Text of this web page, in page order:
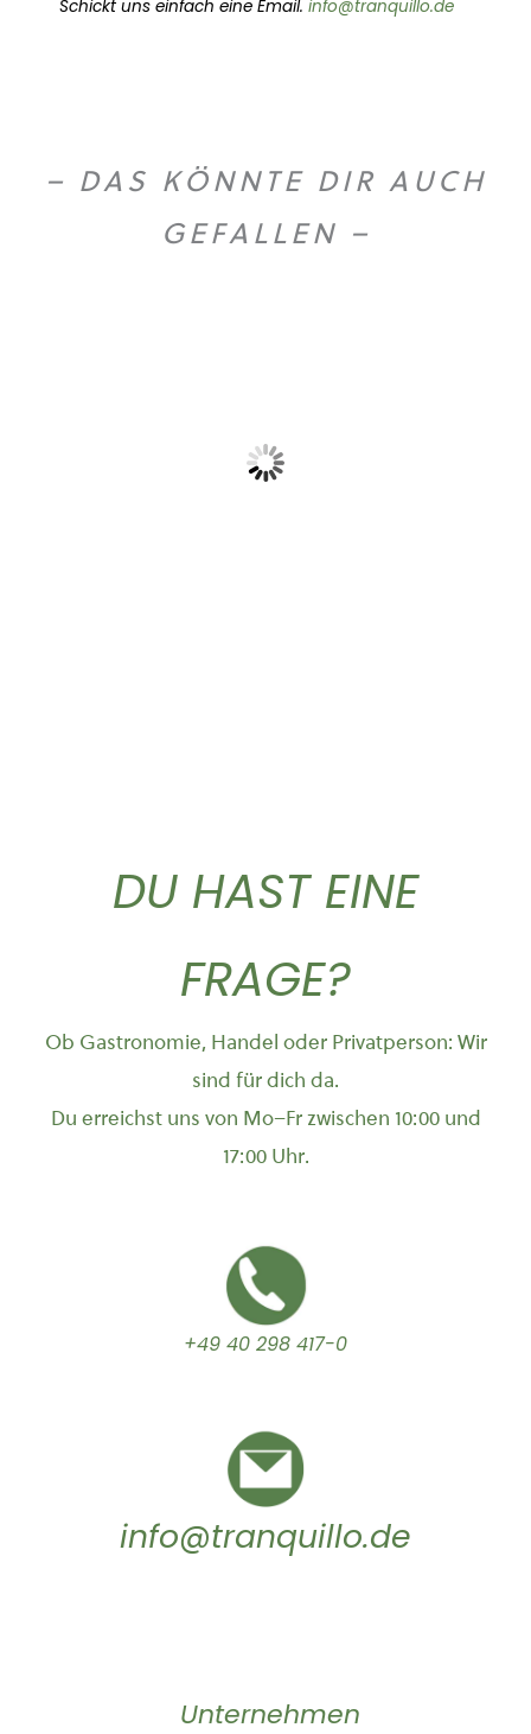
Schickt uns einfach eine Email. info@tranquillo.de
– DAS KÖNNTE DIR AUCH
GEFALLEN –
DU HAST EINE
FRAGE?
Ob Gastronomie, Handel oder Privatperson: Wir
sind für dich da.
Du erreichst uns von Mo–Fr zwischen 10:00 und
17:00 Uhr.
+49 40 298 417-0
info@tranquillo.de
Unternehmen